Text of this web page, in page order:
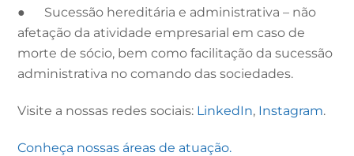
● Sucessão hereditária e administrativa – não
afetação da atividade empresarial em caso de
morte de sócio, bem como facilitação da sucessão
administrativa no comando das sociedades.
Visite a nossas redes sociais: LinkedIn, Instagram.
Conheça nossas áreas de atuação.